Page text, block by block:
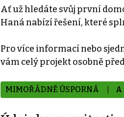
Ať už hledáte svůj první
Haná nabízí řešení, které
Pro více informací nebo
vám celý projekt osobně
MIMOŘÁDNĚ ÚSPORNÁ A